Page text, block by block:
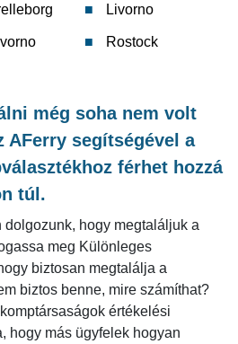
Livorno
Rostock
még soha nem volt
AFerry segítségével a
férhet hozzá
túl.
hogy megtaláljuk a
meg Különleges
biztosan megtalálja a
biztos benne, mire számíthat?
értékelési
hogy más ügyfelek hogyan